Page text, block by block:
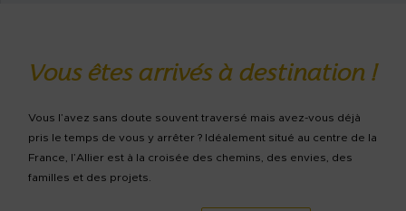
Vous êtes arrivés à destination !
Vous l’avez sans doute souvent traversé mais avez-vous déjà
pris le temps de vous y arrêter ? Idéalement situé au centre de la
France, l’Allier est à la croisée des chemins, des envies, des
familles et des projets.